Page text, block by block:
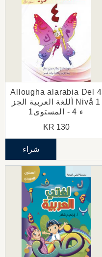
Allougha alarabia Del 4
Nivå 1 أللغة العربية الجز
ء 4 - المستوى1
130
شراء